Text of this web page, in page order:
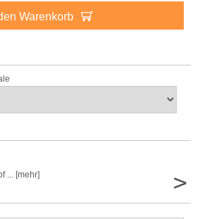
Warenkorb
... [mehr]
>